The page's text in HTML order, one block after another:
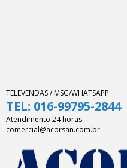
TELEVENDAS / MSG/WHATSAPP
TEL: 016-99795-2844
Atendimento 24 horas
comercial@acorsan.com.br